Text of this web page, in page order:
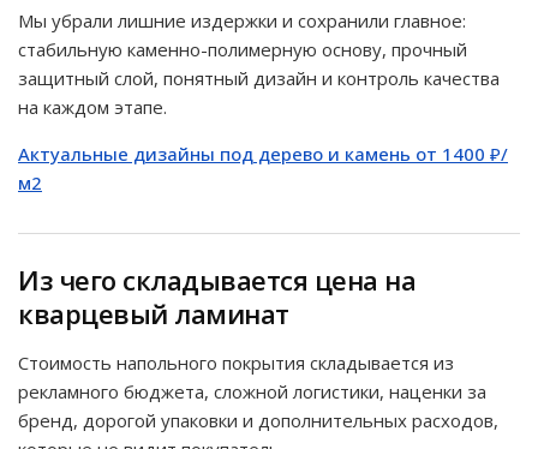
Мы убрали лишние издержки и сохранили главное:
стабильную каменно-полимерную основу, прочный
защитный слой, понятный дизайн и контроль качества
на каждом этапе.
Актуальные дизайны под дерево и камень от 1400 ₽/
м2
Из чего складывается цена на
кварцевый ламинат
Стоимость напольного покрытия складывается из
рекламного бюджета, сложной логистики, наценки за
бренд, дорогой упаковки и дополнительных расходов,